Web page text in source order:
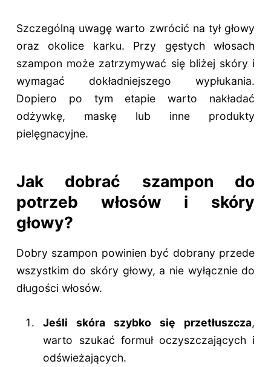
Szczególną uwagę warto zwrócić na tył głowy
oraz okolice karku. Przy gęstych włosach
szampon może zatrzymywać się bliżej skóry i
wymagać dokładniejszego wypłukania.
Dopiero po tym etapie warto nakładać
odżywkę, maskę lub inne produkty
pielęgnacyjne.
Jak dobrać szampon do
potrzeb włosów i skóry
głowy?
Dobry szampon powinien być dobrany przede
wszystkim do skóry głowy, a nie wyłącznie do
długości włosów.
Jeśli skóra szybko się przetłuszcza,
warto szukać formuł oczyszczających i
odświeżających.